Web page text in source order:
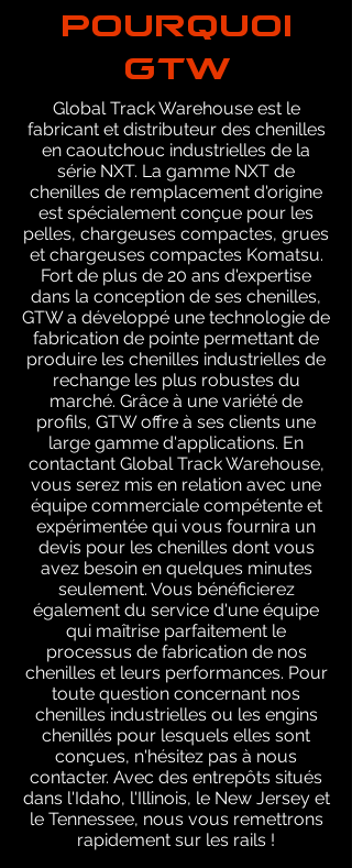
POURQUOI
GTW
Global Track Warehouse est le
fabricant et distributeur des chenilles
en caoutchouc industrielles de la
série NXT. La gamme NXT de
chenilles de remplacement d'origine
est spécialement conçue pour les
pelles, chargeuses compactes, grues
et chargeuses compactes Komatsu.
Fort de plus de 20 ans d'expertise
dans la conception de ses chenilles,
GTW a développé une technologie de
fabrication de pointe permettant de
produire les chenilles industrielles de
rechange les plus robustes du
marché. Grâce à une variété de
profils, GTW offre à ses clients une
large gamme d'applications. En
contactant Global Track Warehouse,
vous serez mis en relation avec une
équipe commerciale compétente et
expérimentée qui vous fournira un
devis pour les chenilles dont vous
avez besoin en quelques minutes
seulement. Vous bénéficierez
également du service d'une équipe
qui maîtrise parfaitement le
processus de fabrication de nos
chenilles et leurs performances. Pour
toute question concernant nos
chenilles industrielles ou les engins
chenillés pour lesquels elles sont
conçues, n'hésitez pas à nous
contacter. Avec des entrepôts situés
dans l'Idaho, l'Illinois, le New Jersey et
le Tennessee, nous vous remettrons
rapidement sur les rails !